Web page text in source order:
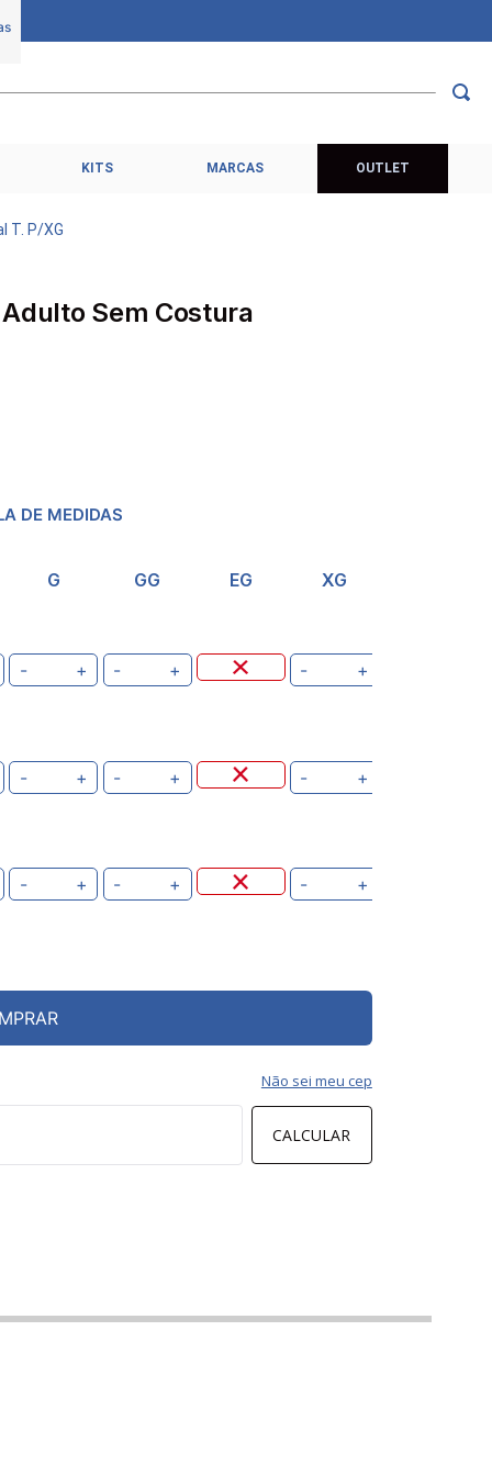
KITS MARCAS OUTLET
T. P/XG
Sem Costura
DE MEDIDAS
G GG EG XG
- + - + - +
- + - + - +
- + - + - +
CALCULAR
Não sei meu cep